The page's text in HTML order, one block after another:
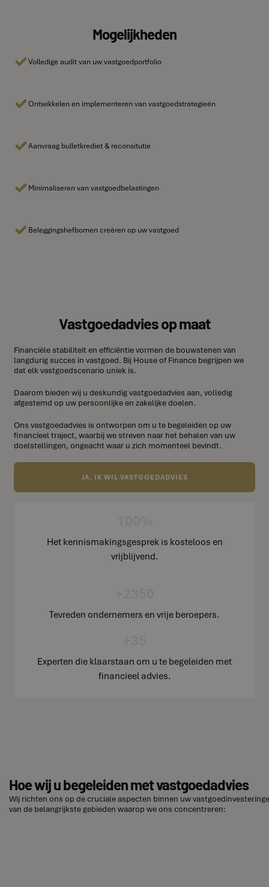
Mogelijkheden
Volledige audit van uw vastgoedportfolio
Ontwikkelen en implementeren van vastgoedstrategieën
Aanvraag bulletkrediet & reconsitutie
Minimaliseren van vastgoedbelastingen
Beleggingshefbomen creëren op uw vastgoed
Vastgoedadvies op maat
Financiële stabiliteit en efficiëntie vormen de bouwstenen van
langdurig succes in vastgoed. Bij House of Finance begrijpen we
dat elk vastgoedscenario uniek is.
Daarom bieden wij u deskundig vastgoedadvies aan, volledig
afgestemd op uw persoonlijke en zakelijke doelen.
Ons vastgoedadvies is ontworpen om u te begeleiden op uw
financieel traject, waarbij we streven naar het behalen van uw
doelstellingen, ongeacht waar u zich momenteel bevindt.
JA, IK WIL VASTGOEDADVIES
Het kennismakingsgesprek is kosteloos en
vrijblijvend.
Tevreden ondernemers en vrije beroepers.
Experten die klaarstaan om u te begeleiden met
financieel advies.
Hoe wij u begeleiden met vastgoedadvies
Wij richten ons op de cruciale aspecten binnen uw
van de belangrijkste gebieden waarop we ons concentreren: